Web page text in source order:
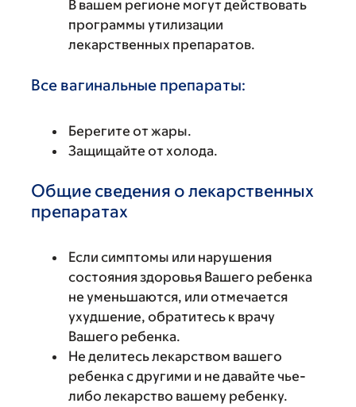
В вашем регионе могут действовать
программы утилизации
лекарственных препаратов.
Все вагинальные препараты:
Берегите от жары.
Защищайте от холода.
Общие сведения о лекарственных
препаратах
Если симптомы или нарушения
состояния здоровья Вашего ребенка
не уменьшаются, или отмечается
ухудшение, обратитесь к врачу
Вашего ребенка.
Не делитесь лекарством вашего
ребенка с другими и не давайте чье-
либо лекарство вашему ребенку.